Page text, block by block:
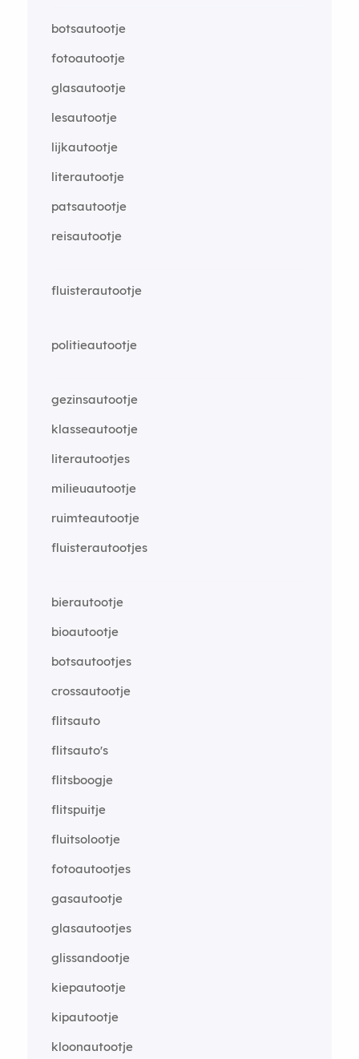
botsautootje
fotoautootje
glasautootje
lesautootje
lijkautootje
literautootje
patsautootje
reisautootje
fluisterautootje
politieautootje
gezinsautootje
klasseautootje
literautootjes
milieuautootje
ruimteautootje
fluisterautootjes
bierautootje
bioautootje
botsautootjes
crossautootje
flitsauto
flitsauto's
flitsboogje
flitspuitje
fluitsolootje
fotoautootjes
gasautootje
glasautootjes
glissandootje
kiepautootje
kipautootje
kloonautootje